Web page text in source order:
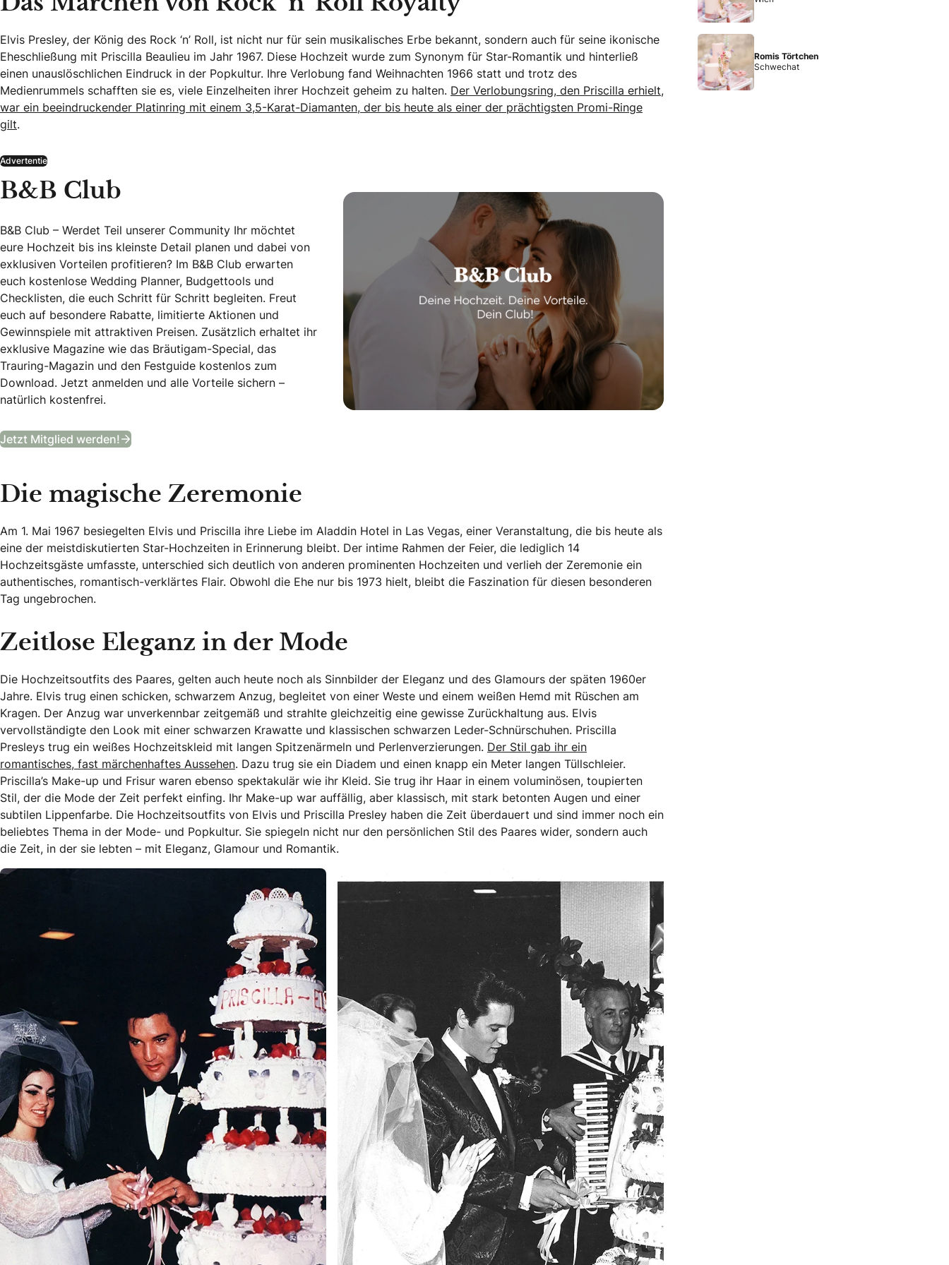
Elvis Presley, der König des Rock ‘n’ Roll, ist nicht nur für sein musikalisches Erbe bekannt, sondern auch für seine ikonische
Eheschließung mit Priscilla Beaulieu im Jahr 1967. Diese Hochzeit wurde zum Synonym für Star-Romantik und hinterließ
einen unauslöschlichen Eindruck in der Popkultur. Ihre Verlobung fand Weihnachten 1966 statt und trotz des
Medienrummels schafften sie es, viele Einzelheiten ihrer Hochzeit geheim zu halten. Der Verlobungsring, den Priscilla erhielt,
war ein beeindruckender Platinring mit einem 3,5-Karat-Diamanten, der bis heute als einer der prächtigsten Promi-Ringe
gilt.
Advertentie
B&B Club
B&B Club – Werdet Teil unserer Community Ihr möchtet
eure Hochzeit bis ins kleinste Detail planen und dabei von
exklusiven Vorteilen profitieren? Im B&B Club erwarten
euch kostenlose Wedding Planner, Budgettools und
Checklisten, die euch Schritt für Schritt begleiten. Freut
euch auf besondere Rabatte, limitierte Aktionen und
Gewinnspiele mit attraktiven Preisen. Zusätzlich erhaltet ihr
exklusive Magazine wie das Bräutigam-Special, das
Trauring-Magazin und den Festguide kostenlos zum
Download. Jetzt anmelden und alle Vorteile sichern –
natürlich kostenfrei.
Jetzt Mitglied werden!
Die magische Zeremonie
Am 1. Mai 1967 besiegelten Elvis und Priscilla ihre Liebe im Aladdin Hotel in Las Vegas, einer Veranstaltung, die bis heute als
eine der meistdiskutierten Star-Hochzeiten in Erinnerung bleibt. Der intime Rahmen der Feier, die lediglich 14
Hochzeitsgäste umfasste, unterschied sich deutlich von anderen prominenten Hochzeiten und verlieh der Zeremonie ein
authentisches, romantisch-verklärtes Flair. Obwohl die Ehe nur bis 1973 hielt, bleibt die Faszination für diesen besonderen
Tag ungebrochen.
Zeitlose Eleganz in der Mode
Die Hochzeitsoutfits des Paares, gelten auch heute noch als Sinnbilder der Eleganz und des Glamours der späten 1960er
Jahre. Elvis trug einen schicken, schwarzem Anzug, begleitet von einer Weste und einem weißen Hemd mit Rüschen am
Kragen. Der Anzug war unverkennbar zeitgemäß und strahlte gleichzeitig eine gewisse Zurückhaltung aus. Elvis
vervollständigte den Look mit einer schwarzen Krawatte und klassischen schwarzen Leder-Schnürschuhen. Priscilla
Presleys trug ein weißes Hochzeitskleid mit langen Spitzenärmeln und Perlenverzierungen. Der Stil gab ihr ein
romantisches, fast märchenhaftes Aussehen. Dazu trug sie ein Diadem und einen knapp ein Meter langen Tüllschleier.
Priscilla’s Make-up und Frisur waren ebenso spektakulär wie ihr Kleid. Sie trug ihr Haar in einem voluminösen, toupierten
Stil, der die Mode der Zeit perfekt einfing. Ihr Make-up war auffällig, aber klassisch, mit stark betonten Augen und einer
subtilen Lippenfarbe. Die Hochzeitsoutfits von Elvis und Priscilla Presley haben die Zeit überdauert und sind immer noch ein
beliebtes Thema in der Mode- und Popkultur. Sie spiegeln nicht nur den persönlichen Stil des Paares wider, sondern auch
die Zeit, in der sie lebten – mit Eleganz, Glamour und Romantik.
Romis Törtchen
Schwechat